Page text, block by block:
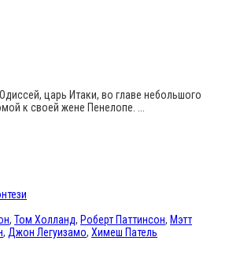
царь Итаки, во главе небольшого
к своей жене Пенелопе. ...
, Том Холланд, Роберт Паттинсон, Мэтт
, Джон Легуизамо, Химеш Патель